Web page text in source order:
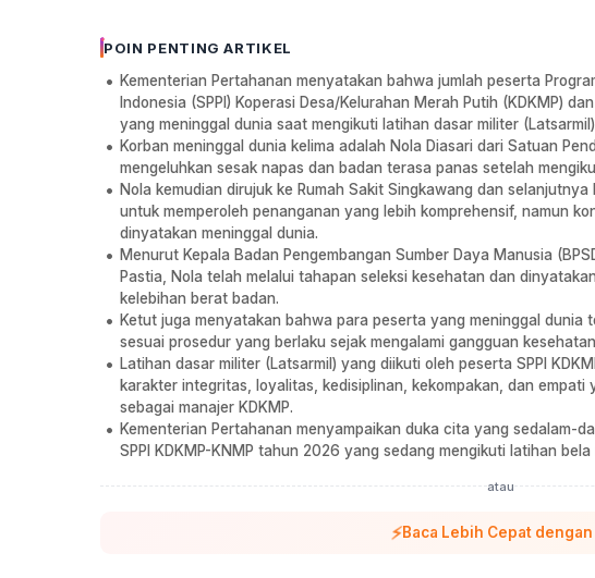
POIN PENTING ARTIKEL
Kementerian Pertahanan menyatakan bahwa jumlah peserta
Indonesia (SPPI) Koperasi Desa/Kelurahan Merah Putih (KDKMP)
yang meninggal dunia saat mengikuti latihan dasar militer
Korban meninggal dunia kelima adalah Nola Diasari dari Satuan
mengeluhkan sesak napas dan badan terasa panas setelah
Nola kemudian dirujuk ke Rumah Sakit Singkawang dan
untuk memperoleh penanganan yang lebih komprehensif, namun
dinyatakan meninggal dunia.
Menurut Kepala Badan Pengembangan Sumber Daya Manusia
Pastia, Nola telah melalui tahapan seleksi kesehatan dan
kelebihan berat badan.
Ketut juga menyatakan bahwa para peserta yang meninggal dunia
sesuai prosedur yang berlaku sejak mengalami gangguan
Latihan dasar militer (Latsarmil) yang diikuti oleh peserta SPPI
karakter integritas, loyalitas, kedisiplinan, kekompakan, dan empati
sebagai manajer KDKMP.
Kementerian Pertahanan menyampaikan duka cita yang sedalam-
SPPI KDKMP-KNMP tahun 2026 yang sedang mengikuti latihan
atau
⚡Baca Lebih Cepat dengan